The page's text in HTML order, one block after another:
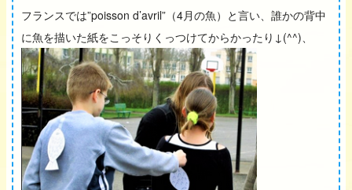
フランスでは”poisson d’avril”（4月の魚）と言い、誰かの背中
に魚を描いた紙をこっそりくっつけてからかったり↓(^^)、